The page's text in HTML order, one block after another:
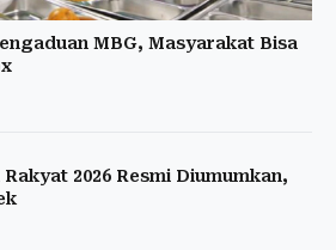
MBG, Masyarakat Bisa
2026 Resmi Diumumkan,